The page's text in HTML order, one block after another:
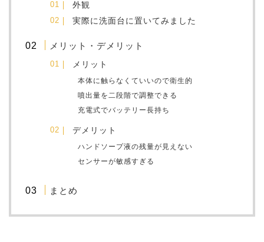
外観
実際に洗面台に置いてみました
メリット・デメリット
メリット
本体に触らなくていいので衛生的
噴出量を二段階で調整できる
充電式でバッテリー長持ち
デメリット
ハンドソープ液の残量が見えない
センサーが敏感すぎる
まとめ